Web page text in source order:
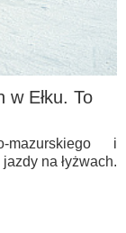
w Ełku. To
mazurskiego i
na łyżwach.